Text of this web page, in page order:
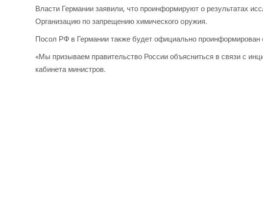
Власти Германии заявили, что проинформируют о результатах
Организацию по запрещению химического oружия.
Посол РФ в Германии также будет официально проинформирован
«Мы призываем правительство России объясниться в связи с
кабинета министров.